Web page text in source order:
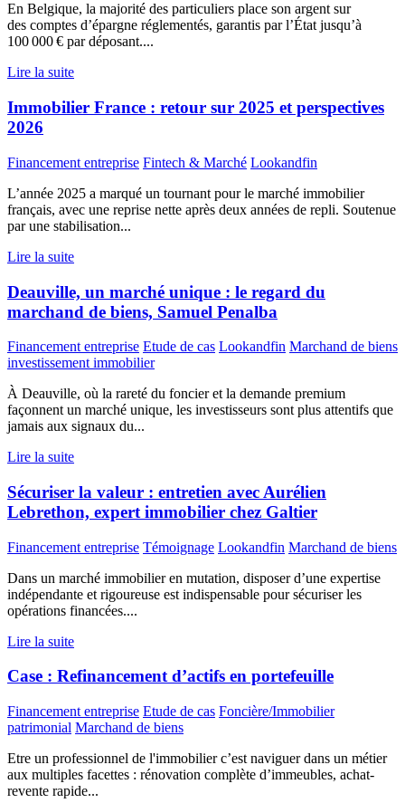
En Belgique, la majorité des particuliers place son argent sur
des comptes d’épargne réglementés, garantis par l’État jusqu’à
100 000 € par déposant....
Lire la suite
Immobilier France : retour sur 2025 et perspectives
2026
Financement entreprise Fintech & Marché Lookandfin
L’année 2025 a marqué un tournant pour le marché immobilier
français, avec une reprise nette après deux années de repli. Soutenue
par une stabilisation...
Lire la suite
Deauville, un marché unique : le regard du
marchand de biens, Samuel Penalba
Financement entreprise Etude de cas Lookandfin Marchand de biens
investissement immobilier
À Deauville, où la rareté du foncier et la demande premium
façonnent un marché unique, les investisseurs sont plus attentifs que
jamais aux signaux du...
Lire la suite
Sécuriser la valeur : entretien avec Aurélien
Lebrethon, expert immobilier chez Galtier
Financement entreprise Témoignage Lookandfin Marchand de biens
Dans un marché immobilier en mutation, disposer d’une expertise
indépendante et rigoureuse est indispensable pour sécuriser les
opérations financées....
Lire la suite
Case : Refinancement d’actifs en portefeuille
Financement entreprise Etude de cas Foncière/Immobilier
patrimonial Marchand de biens
Etre un professionnel de l'immobilier c’est naviguer dans un métier
aux multiples facettes : rénovation complète d’immeubles, achat-
revente rapide...